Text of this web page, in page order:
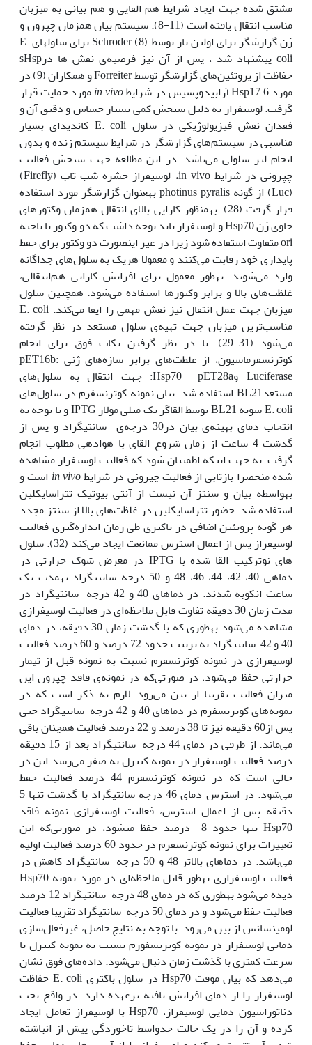
مشتق شده جهت ایجاد شرایط هم القایی و هم بیانی به میزبان
مناسب انتقال یافته است (11-8). سیستم بیان هم‫زمان چپرون و
ژن گزارش‫گر برای اولین بار توسط Schroder (8) برای سلول‫های E.
coli پیشنهاد شد ، پس از آن نیز فرضیه‌ی نقش sHsp‫ها در
حفاظت از پروتئین‌های گزارش‫گر توسط Forreiter و همکاران (9) در
مورد Hsp17.6 آرابیدوپسیس در شرایط
in vivoمورد حمایت قرار
گرفت. لوسیفراز به دلیل سنجش کمی بسیار حساس و دقیق آن و
فقدان نقش فیزیولوژیکی در سلول E. coli کاندیدای بسیار
مناسبی در سیستم‌‌های گزارش‫گر در شرایط سیستم زنده و بدون
انجام لیز سلولی می‌باشد. در این مطالعه جهت سنجش فعالیت
چپرونی در شرایط in vivo، لوسیفراز حشره شب تاب (Firefly)
(Luc) از گونه photinus pyralis به‫عنوان گزارش‫گر مورد استفاده
قرار گرفت (28). به‫منظور کارایی بالای انتقال هم‫زمان وکتورهای
حاوی ژن Hsp70 و لوسیفراز باید توجه داشت که دو وکتور با ناحیه
ori متفاوت استفاده شود زیرا در غیر این‫صورت دو وکتور برای حفظ
پایداری خود رقابت می‌کنند و معمولا هر‫یک به سلول‌های جداگانه
وارد می‌شوند. به‫طور معمول برای افزایش کارایی هم‌انتقالی،
غلظت‌های بالا و برابر وکتورها استفاده می‌شود. همچنین سلول
میزبان جهت عمل انتقال نیز نقش مهمی را ایفا می‌کند. E. coli
مناسب‌ترین میزبان جهت تهیه‌ی سلول مستعد در نظر گرفته
می‌شود (31-29). با در نظر گرفتن نکات فوق برای انجام
کوترنسفرماسیون، از غلظت‌های برابر سازه‌های ژنی pET16b:
Luciferase وHsp70 pET28a: جهت انتقال به سلول‌های
مستعدBL21 استفاده شد. بیان نمونه کوترنسفرم در سلول‌های
E. coli سویه BL21 توسط القاگر یک میلی مولار IPTG و با توجه به
انتخاب دمای بهینه‌ی بیان در30 درجه‌ی سانتی‫گراد و پس از
گذشت 4 ساعت از زمان شروع القای با هوادهی مطلوب انجام
گرفت. به جهت اینکه اطمینان شود که فعالیت لوسیفراز مشاهده
شده منحصرا بازتابی از فعالیت چپرونی در شرایطin vivo است و
به‫واسطه بیان و سنتز آن نیست از آنتی بیوتیک تتراسایکلین
استفاده شد. حضور تتراسایکلین در غلظت‌های بالا از سنتز مجدد
هر گونه پروتئین اضافی در باکتری طی زمان اندازه‌گیری فعالیت
لوسیفراز پس از اعمال استرس ممانعت ایجاد می‌کند (32). سلول
های نوترکیب القا شده با IPTG در معرض شوک حرارتی در
دماهی 40، 42، 44، 46، 48 و 50 درجه سانتی‫گراد به‫مدت یک
ساعت انکوبه شدند. در دماهای 40 و 42 درجه سانتی‫گراد در
مدت زمان 30 دقیقه تفاوت قابل ملاحظه‌ای در فعالیت لوسیفرازی
مشاهده می‌شود به‫طوری که با گذشت زمان 30 دقیقه، در دمای
40 و 42 سانتی‫گراد به ترتیب حدود 72 درصد و 60 درصد فعالیت
لوسیفرازی در نمونه کوترنسفرم نسبت به نمونه قبل از تیمار
حرارتی حفظ می‌شود، در صورتی‌که در نمونه‌ی فاقد چپرون این
میزان فعالیت تقریبا از بین می‌رود. لازم به ذکر است که در
نمونه‌های کوترنسفرم در دماهای 40 و 42 درجه سانتی‫گراد حتی
پس از60 دقیقه نیز تا 38 درصد و 22 درصد فعالیت همچنان باقی
می‌ماند. از طرفی در دمای 44 درجه سانتی‫گراد بعد از 15 دقیقه
درصد فعالیت لوسیفراز در نمونه کنترل به صفر می‌رسد این در
حالی است که در نمونه کوترنسفرم 44 درصد فعالیت حفظ
می‌شود. در استرس دمای 46 درجه سانتی‫گراد با گذشت تنها 5
دقیقه پس از اعمال استرس، فعالیت لوسیفرازی نمونه فاقد
Hsp70 تنها حدود 8 درصد حفظ می‫شود، در صورتی‌که این
تغییرات برای نمونه کوترنسفرم در حدود 60 درصد فعالیت اولیه
می‌باشد. در دماهای بالاتر 48 و 50 درجه سانتی‫گراد کاهش در
فعالیت لوسیفرازی به‫طور قابل ملاحظه‌ای در مورد نمونه Hsp70
دیده می‌شود به‫طوری که در دمای 48 درجه سانتی‫گراد 12 درصد
فعالیت حفظ می‌شود و در دمای 50 درجه سانتی‫گراد تقریبا فعالیت
لومینسانس از بین می‌رود. با توجه به نتایج حاصل، غیرفعال‌سازی
دمایی لوسیفراز در نمونه کوترنسفورم نسبت به نمونه کنترل با
سرعت کمتری با گذشت زمان دنبال می‌شود. داده‌های فوق نشان
می‌دهد که بیان موقت Hsp70 در سلول باکتری E. coli حفاظت
لوسیفراز را از دمای افزایش یافته برعهده دارد. در واقع تحت
دناتوراسیون دمایی لوسیفراز، Hsp70 با لوسیفراز تعامل ایجاد
کرده و آن را در یک حالت حدواسط تاخوردگی پیش از انباشته